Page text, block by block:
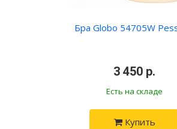
Бра Globo 54705W
3 450 р.
Есть на складе
Купить